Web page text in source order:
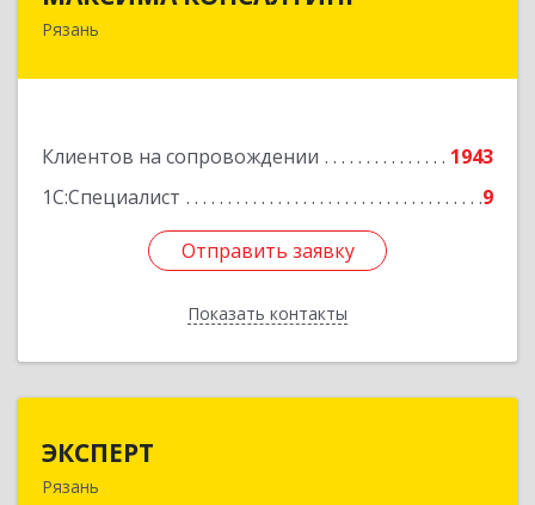
Рязань
Клиентов на сопровождении
1943
1С:Специалист
9
Отправить заявку
Показать контакты
390006, Рязанская обл, г.о.город Рязань, Рязань
Отправить заявку
Назад
ЭКСПЕРТ
Рязань
390000, Рязанская обл, Рязань г, Кудрявцева ул,